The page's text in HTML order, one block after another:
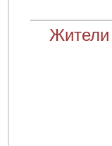
Жители